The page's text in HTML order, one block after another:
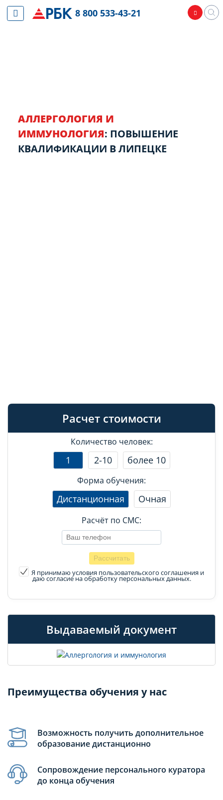
АЛЛЕРГОЛОГИЯ И
ИММУНОЛОГИЯ: ПОВЫШЕНИЕ
КВАЛИФИКАЦИИ В ЛИПЕЦКЕ
Расчет стоимости
Количество человек:
1 2-10 более 10
Форма обучения:
Дистанционная Очная
Расчёт по СМС:
Я принимаю условия пользовательского соглашения и
даю согласие на обработку персональных данных.
Выдаваемый документ
Преимущества обучения у нас
Возможность получить дополнительное
образование дистанционно
Сопровождение персонального куратора
до конца обучения
8 800 533-43-21